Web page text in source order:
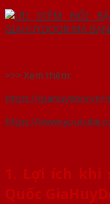
>>> Xem thêm:
https://giahuydoor.vn/
https://
1. Lợi ích khi
Quốc